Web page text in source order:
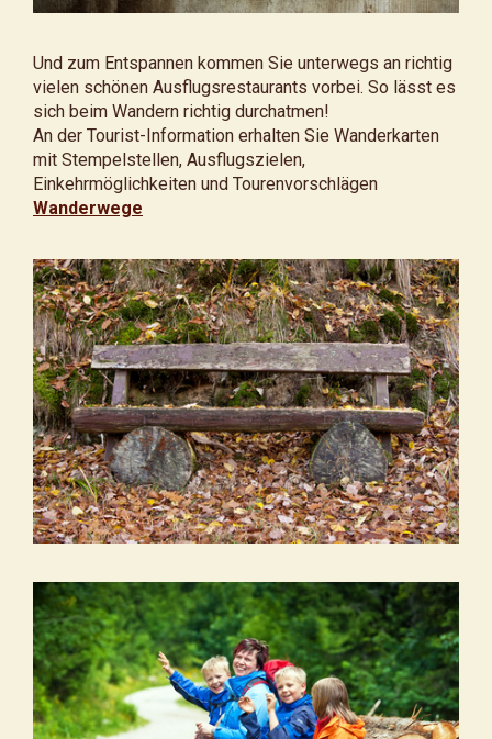
Und zum Entspannen kommen Sie unterwegs an richtig
vielen schönen Ausflugsrestaurants vorbei. So lässt es
sich beim Wandern richtig durchatmen!
An der Tourist-Information erhalten Sie Wanderkarten
mit Stempelstellen, Ausflugszielen,
Einkehrmöglichkeiten und Tourenvorschlägen
Wanderwege